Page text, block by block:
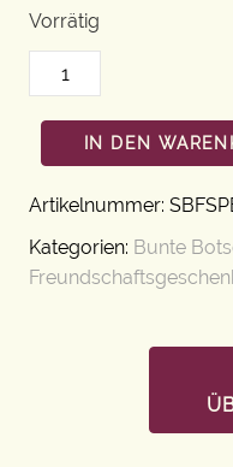
Vorrätig
IN DEN
Artikelnummer:
Kategorien: Bunte